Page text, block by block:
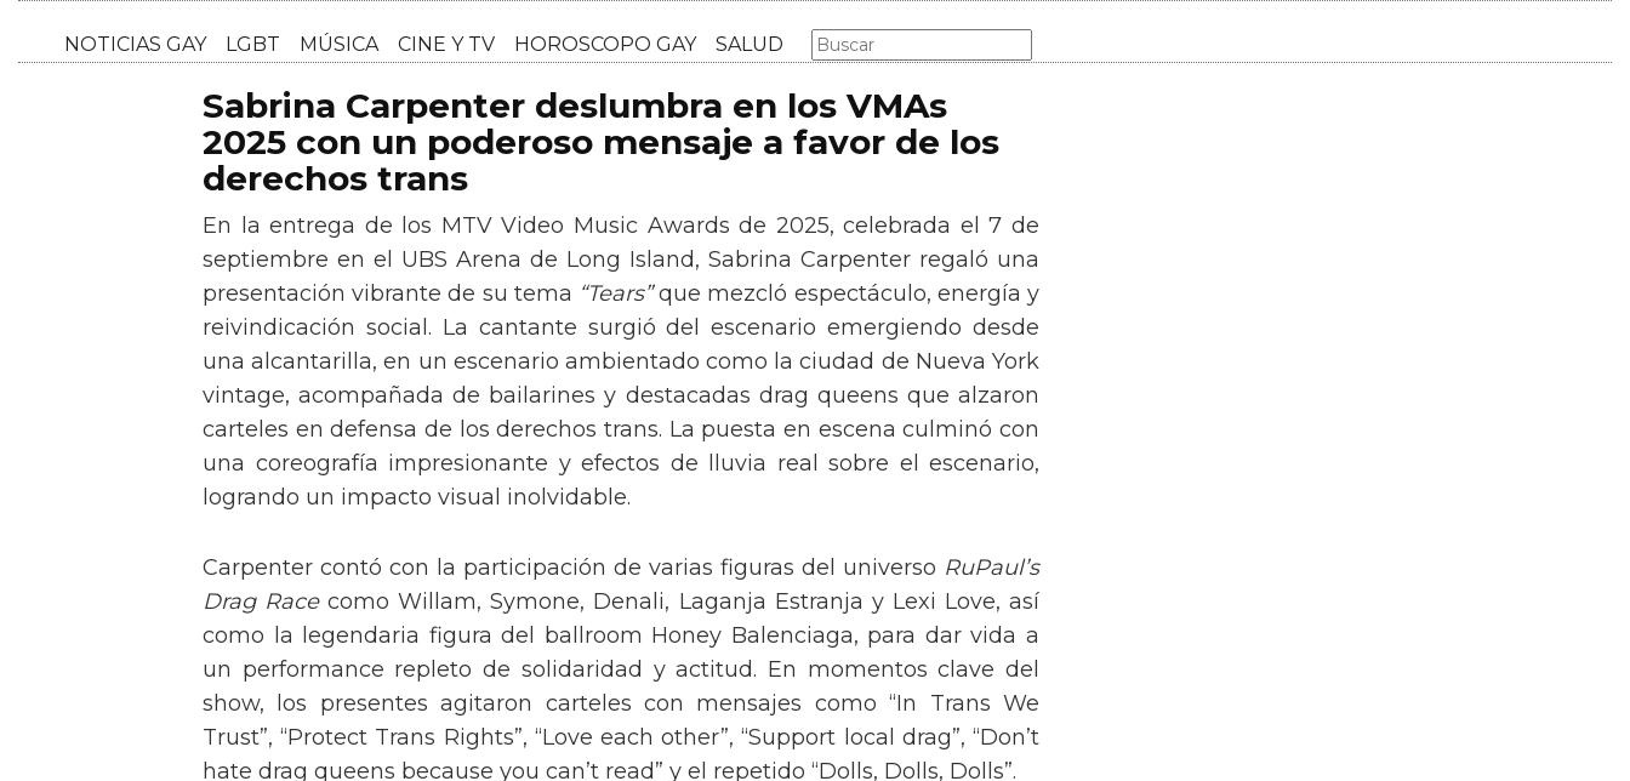
NOTICIAS GAY LGBT MÚSICA CINE Y TV
Sabrina Carpenter deslumbra en los VMAs
2025 con un poderoso mensaje a favor de los
derechos trans
En la entrega de los MTV Video Music Awards de 2025, celebrada el 7 de
septiembre en el UBS Arena de Long Island, Sabrina Carpenter regaló una
presentación vibrante de su tema “Tears”que mezcló espectáculo, energía y
reivindicación social. La cantante surgió del escenario emergiendo desde
una alcantarilla, en un escenario ambientado como la ciudad de Nueva York
vintage, acompañada de bailarines y destacadas drag queens que alzaron
carteles en defensa de los derechos trans. La puesta en escena culminó con
una coreografía impresionante y efectos de lluvia real sobre el escenario,
Carpenter contó con la participación de varias figuras del universo RuPaul’s
Drag Racecomo Willam, Symone, Denali, Laganja Estranja y Lexi Love, así
como la legendaria figura del ballroom Honey Balenciaga, para dar vida a
un performance repleto de solidaridad y actitud. En momentos clave del
show, los presentes agitaron carteles con mensajes como “In Trans We
Trust”, “Protect Trans Rights”, “Love each other”, “Support local drag”, “Don’t